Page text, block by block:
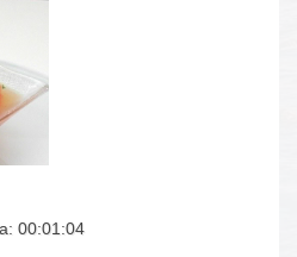
: 00:01:04